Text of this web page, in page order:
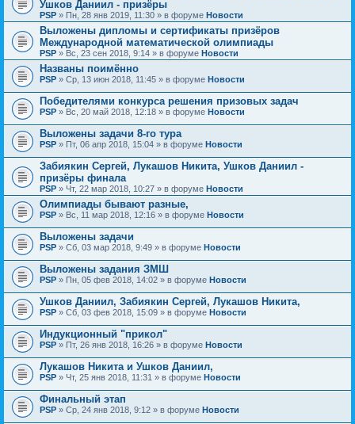
Ушков Даниил - призёры
PSP » Пн, 28 янв 2019, 11:30 » в форуме Новости
Выложены дипломы и сертификаты призёров
Международной математической олимпиады
PSP » Вс, 23 сен 2018, 9:14 » в форуме Новости
Названы поимённо
PSP » Ср, 13 июн 2018, 11:45 » в форуме Новости
Победителями конкурса решения призовых задач
PSP » Вс, 20 май 2018, 12:18 » в форуме Новости
Выложены задачи 8-го тура
PSP » Пт, 06 апр 2018, 15:04 » в форуме Новости
Забиякин Сергей, Лукашов Никита, Ушков Даниил -
призёры финала
PSP » Чт, 22 мар 2018, 10:27 » в форуме Новости
Олимпиады бывают разные,
PSP » Вс, 11 мар 2018, 12:16 » в форуме Новости
Выложены задачи
PSP » Сб, 03 мар 2018, 9:49 » в форуме Новости
Выложены задания ЗМШ
PSP » Пн, 05 фев 2018, 14:02 » в форуме Новости
Ушков Даниил, Забиякин Сергей, Лукашов Никита,
PSP » Сб, 03 фев 2018, 15:09 » в форуме Новости
Индукционный "прикол"
PSP » Пт, 26 янв 2018, 16:26 » в форуме Новости
Лукашов Никита и Ушков Даниил,
PSP » Чт, 25 янв 2018, 11:31 » в форуме Новости
Финальный этап
PSP » Ср, 24 янв 2018, 9:12 » в форуме Новости